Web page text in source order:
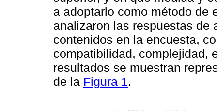
a adoptarlo como método de
analizaron las respuestas de
contenidos en la encuesta,
compatibilidad, complejidad,
resultados se muestran
de la Figura 1 .